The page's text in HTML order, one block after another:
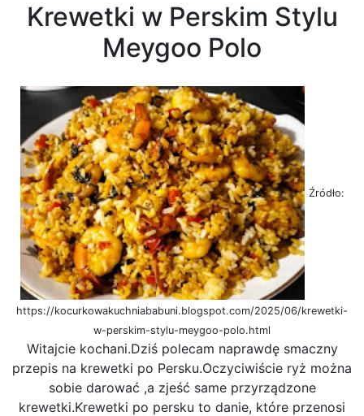
Krewetki w Perskim Stylu
Meygoo Polo
Źródło:
https://kocurkowakuchniababuni.blogspot.com/2025/06/krewetki-
w-perskim-stylu-meygoo-polo.html
Witajcie kochani.Dziś polecam naprawdę smaczny
przepis na krewetki po Persku.Oczyciwiście ryż można
sobie darować ,a zjeść same przyrządzone
krewetki.Krewetki po persku to danie, które przenosi